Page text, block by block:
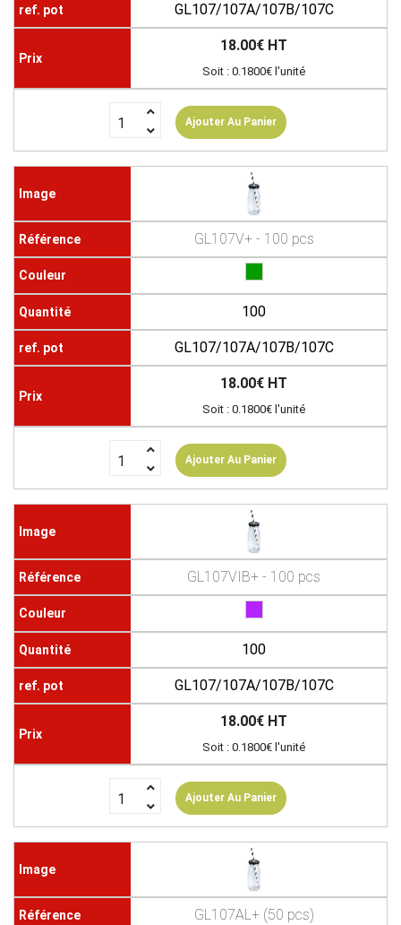
GL107/107A/107B/107C
18.00€ HT
Soit : 0.1800€ l'unité
Ajouter Au Panier
GL107V+ - 100 pcs
100
GL107/107A/107B/107C
18.00€ HT
Soit : 0.1800€ l'unité
Ajouter Au Panier
GL107VIB+ - 100 pcs
100
GL107/107A/107B/107C
18.00€ HT
Soit : 0.1800€ l'unité
Ajouter Au Panier
GL107AL+ (50 pcs)